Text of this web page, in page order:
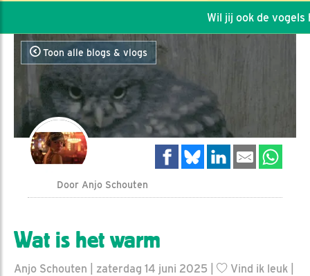
Wil jij ook de vogels
Toon alle blogs & vlogs
Door Anjo Schouten
Wat is het warm
Anjo Schouten | zaterdag 14 juni 2025 | Vind ik leuk